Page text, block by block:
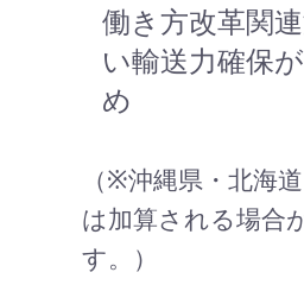
働き方改革関
い輸送力確保
め
（※沖縄県・北海
は加算される場合
す。）